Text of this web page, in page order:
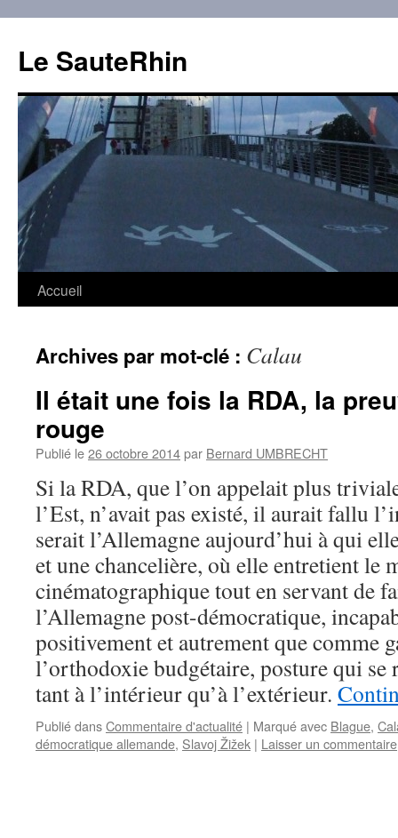
contenu
Le SauteRhin
Accueil
Archives par mot-clé : Calau
Il était une fois la RDA, la
rouge
Publié le26 octobre 2014par Bernard UMBRECHT
Si la RDA, que l’on appelait plus
l’Est, n’avait pas existé, il aurait fallu
serait l’Allemagne aujourd’hui à qui
et une chancelière, où elle entretient le
cinématographique tout en servant de
l’Allemagne post-démocratique,
positivement et autrement que comme
l’orthodoxie budgétaire, posture qui se
tant à l’intérieur qu’à l’extérieur.
Publié dansCommentaire d'actualité | Marqué avec Blague,
démocratique allemande, Slavoj Žižek | Laisser un commentaire